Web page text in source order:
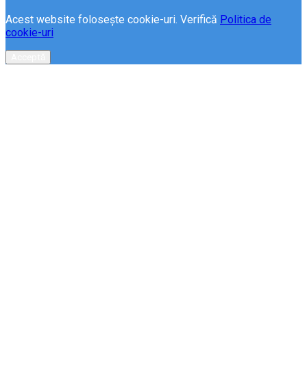
Acest website folosește cookie-uri. Verifică Politica de
cookie-uri